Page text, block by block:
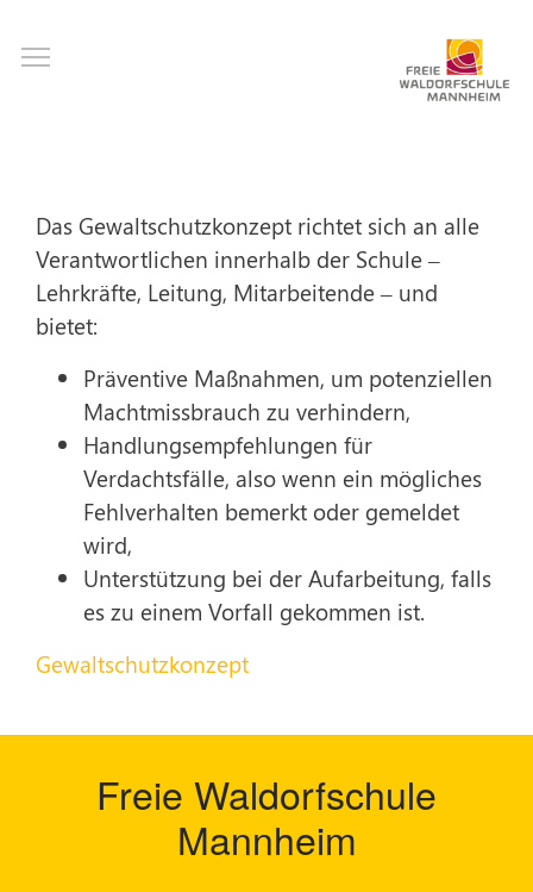
Das Gewaltschutzkonzept richtet sich an alle
Verantwortlichen innerhalb der Schule –
Lehrkräfte, Leitung, Mitarbeitende – und
bietet:
Präventive Maßnahmen, um potenziellen
Machtmissbrauch zu verhindern,
Handlungsempfehlungen für
Verdachtsfälle, also wenn ein mögliches
Fehlverhalten bemerkt oder gemeldet
wird,
Unterstützung bei der Aufarbeitung, falls
es zu einem Vorfall gekommen ist.
Gewaltschutzkonzept
Freie Waldorfschule
Mannheim